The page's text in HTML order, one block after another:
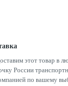
этот товар в
России
по вашему